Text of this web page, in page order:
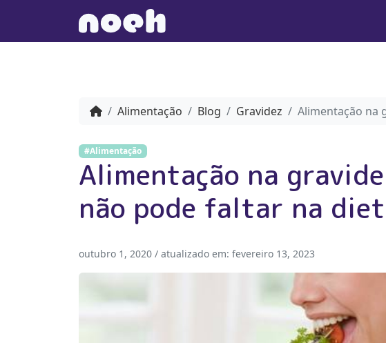
Alimentação Blog Gravidez Alimentação na
#Alimentação
Alimentação na
não pode faltar na
outubro 1, 2020 / atualizado em: fevereiro 13, 2023